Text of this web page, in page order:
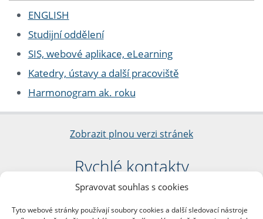
Spravovat souhlas s cookies
Tyto webové stránky používají soubory cookies a další sledovací nástroje
ENGLISH
Studijní oddělení
SIS, webové aplikace, eLearning
Katedry, ústavy a další pracoviště
Harmonogram ak. roku
Zobrazit plnou verzi stránek
Rychlé kontakty
Filozofická fakulta
nám. Jana Palacha 1/2